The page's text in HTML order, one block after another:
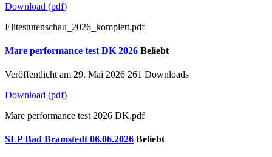
Download (pdf)
Elitestutenschau_2026_komplett.pdf
Mare performance test DK 2026 Beliebt
Veröffentlicht am 29. Mai 2026 261 Downloads
Download (pdf)
Mare performance test 2026 DK.pdf
SLP Bad Bramstedt 06.06.2026 Beliebt